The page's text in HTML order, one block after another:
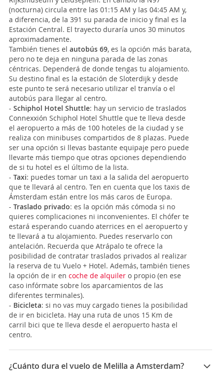
(nocturna) circula entre las 01:15 AM y las 04:45 AM y,
a diferencia, de la 391 su parada de inicio y final es la
Estación Central. El trayecto duraría unos 30 minutos
aproximadamente.
También tienes el autobús 69, es la opción más barata,
pero no te deja en ninguna parada de las zonas
céntricas. Dependerá de donde tengas tu alojamiento.
Su destino final es la estación de Sloterdijk y desde
este punto te será necesario utilizar el tranvía o el
autobús para llegar al centro.
- Schiphol Hotel Shuttle: hay un servicio de traslados
Connexxión Schiphol Hotel Shuttle que te lleva desde
el aeropuerto a más de 100 hoteles de la ciudad y se
realiza con minibuses compartidos de 8 plazas. Puede
ser una opción si llevas bastante equipaje pero puede
llevarte más tiempo que otras opciones dependiendo
de si tu hotel es el último de la lista.
- Taxi: puedes tomar un taxi a la salida del aeropuerto
que te llevará al centro. Ten en cuenta que los taxis de
Ámsterdam están entre los más caros de Europa.
- Traslado privado: es la opción más cómoda si no
quieres complicaciones ni inconvenientes. El chófer te
estará esperando cuando aterrices en el aeropuerto y
te llevará a tu alojamiento. Puedes reservarlo con
antelación. Recuerda que Atrápalo te ofrece la
posibilidad de contratar traslados privados al realizar
la reserva de tu Vuelo + Hotel. Además, también tienes
la opción de ir en coche de alquiler o propio (en ese
caso infórmate sobre los aparcamientos de las
diferentes terminales).
- Bicicleta: si no vas muy cargado tienes la posibilidad
de ir en bicicleta. Hay una ruta de unos 15 Km de
carril bici que te lleva desde el aeropuerto hasta el
centro.
¿Cuánto dura el vuelo de Melilla a Amsterdam?